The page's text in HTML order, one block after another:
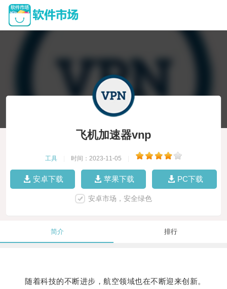
飞机加速器vnp
工具 时间：2023-11-05
安卓下载 苹果下载 PC下载
安卓市场，安全绿色
简介 排行
随着科技的不断进步，航空领域也在不断迎来创新。